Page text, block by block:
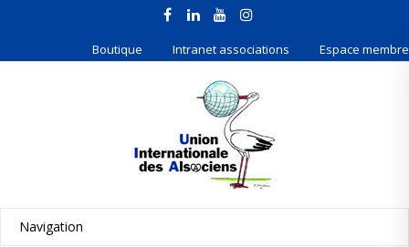
Boutique Intranet associations Espace membre